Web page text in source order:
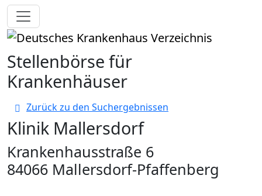
Toggle navigation
Stellenbörse für
Krankenhäuser
Zurück zu den Suchergebnissen
Klinik Mallersdorf
Krankenhausstraße 6
84066 Mallersdorf-Pfaffenberg